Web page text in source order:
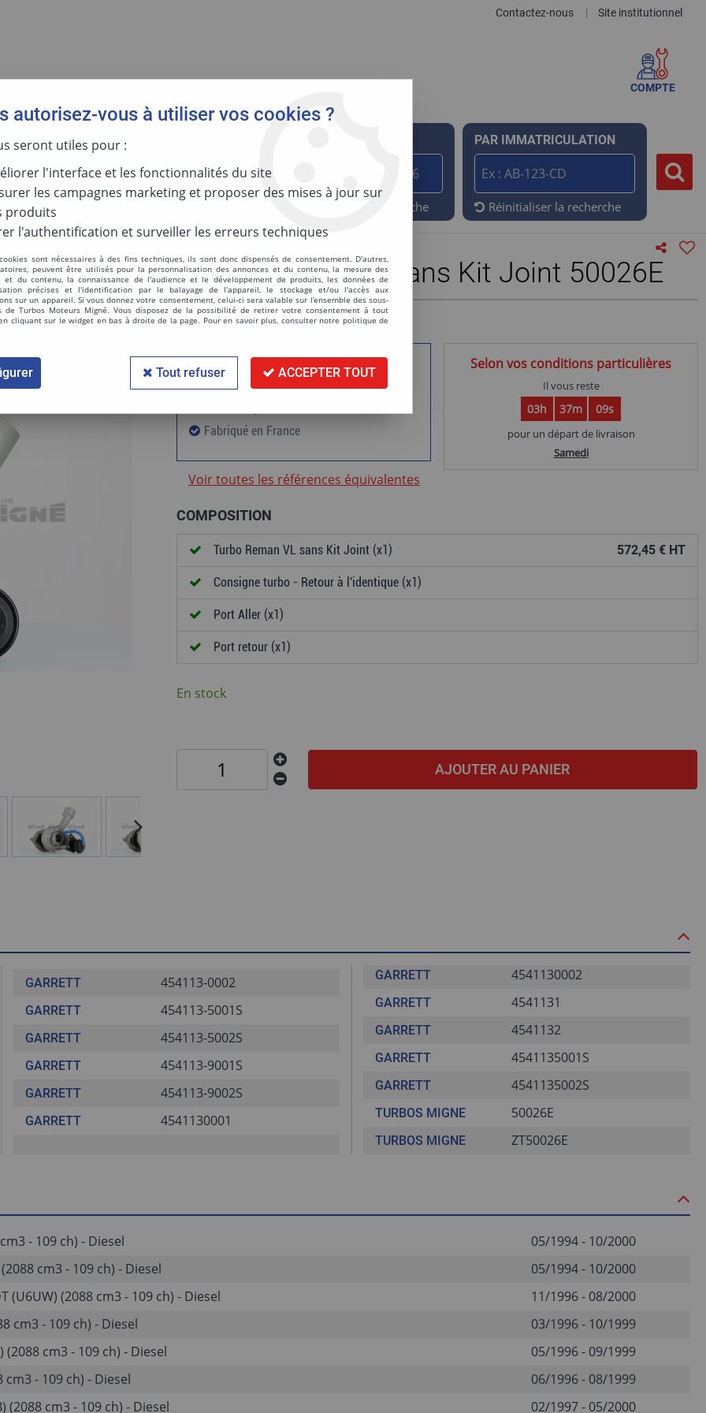
Contactez-nous | Site institutionnel
COMPTE
MOTORISATION
Réinitialiser la recherche
PAR IMMATRICULATION
Réinitialiser la recherche
Turbo Reman VL sans Kit Joint 50026E
Réf. :50026E
60 000km ou 24 mois de garantie
Fabriqué en France
Selon vos conditions particulières
Il vous reste
03h 37m 08s
pour un départ de livraison
Samedi
Voir toutes les références équivalentes
COMPOSITION
Turbo Reman VL sans Kit Joint (x1) 572,45 € HT
Consigne turbo - Retour à l'identique (x1)
Port Aller (x1)
Port retour (x1)
En stock
AJOUTER AU PANIER
GARRETT 454113-0002
GARRETT 454113-5001S
GARRETT 454113-5002S
GARRETT 454113-9001S
GARRETT 454113-9002S
GARRETT 4541130001
GARRETT 4541130002
GARRETT 4541131
GARRETT 4541132
GARRETT 4541135001S
GARRETT 4541135002S
TURBOS MIGNE 50026E
TURBOS MIGNE ZT50026E
- 109 ch) - Diesel
05/1994 - 10/2000
cm3 - 109 ch) - Diesel
05/1994 - 10/2000
(U6UW) (2088 cm3 - 109 ch) - Diesel
11/1996 - 08/2000
cm3 - 109 ch) - Diesel
03/1996 - 10/1999
(2088 cm3 - 109 ch) - Diesel
05/1996 - 09/1999
cm3 - 109 ch) - Diesel
06/1996 - 08/1999
(2088 cm3 - 109 ch) - Diesel
02/1997 - 05/2000
autorisez-vous à utiliser vos cookies ?
seront utiles pour :
l'interface et les fonctionnalités du site
les campagnes marketing et proposer des mises à jour sur
produits
l'authentification et surveiller les erreurs techniques
sont nécessaires à des fins techniques, ils sont donc dispensés de consentement. D'autres,
peuvent être utilisés pour la personnalisation des annonces et du contenu, la mesure des
et du contenu, la connaissance de l'audience et le développement de produits, les données de
précises et l'identification par le balayage de l'appareil, le stockage et/ou l'accès aux
sur un appareil. Si vous donnez votre consentement, celui-ci sera valable sur l’ensemble des sous-
de Turbos Moteurs Migné. Vous disposez de la possibilité de retirer votre consentement à tout
cliquant sur le widget en bas à droite de la page. Pour en savoir plus, consulter notre politique de
Tout refuser ACCEPTER TOUT